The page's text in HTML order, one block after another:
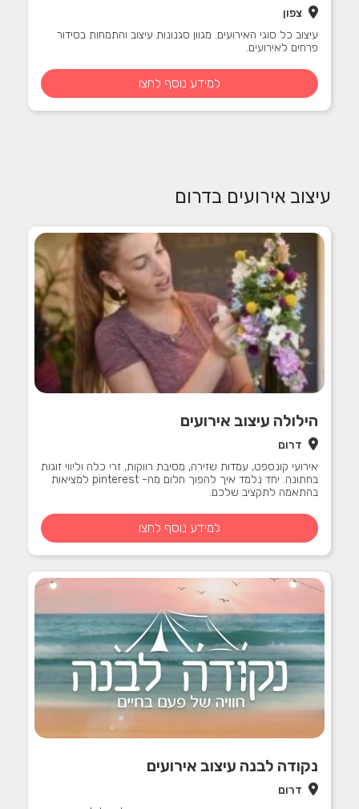
צפון
עיצוב כל סוגי האירועים. מגוון סגנונות עיצוב והתמחות בסידור
פרחים לאירועים.
למידע נוסף לחצו
עיצוב אירועים בדרום
הילולה עיצוב אירועים
דרום
אירועי קונספט, עמדות שזירה, מסיבת רווקות, זרי כלה וליווי זוגות
בחתונה. יחד נלמד איך להפוך חלום מה- pinterest למציאות
בהתאמה לתקציב שלכם.
למידע נוסף לחצו
נקודה לבנה עיצוב אירועים
דרום